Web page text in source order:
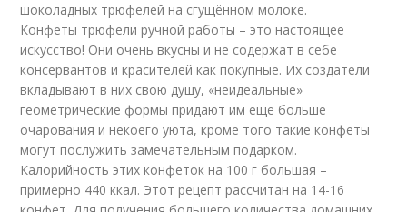
шоколадных трюфелей на сгущённом молоке.
Конфеты трюфели ручной работы – это настоящее
искусство! Они очень вкусны и не содержат в себе
консервантов и красителей как покупные. Их создатели
вкладывают в них свою душу, «неидеальные»
геометрические формы придают им ещё больше
очарования и некоего уюта, кроме того такие конфеты
могут послужить замечательным подарком.
Калорийность этих конфеток на 100 г большая –
примерно 440 ккал. Этот рецепт рассчитан на 14-16